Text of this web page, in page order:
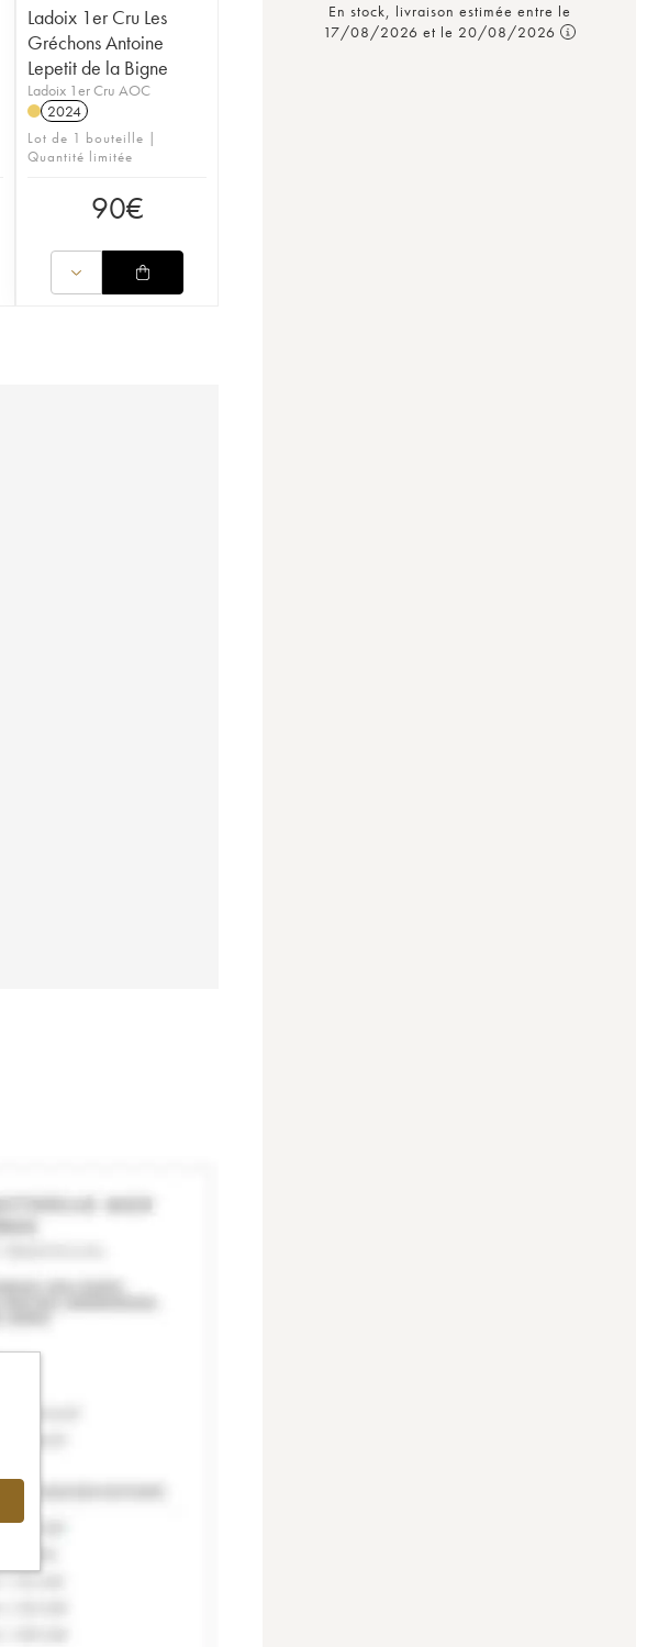
Ladoix 1er Cru Les
Gréchons Antoine
Lepetit de la Bigne
Ladoix 1er Cru AOC
2024
Lot de 1 bouteille |
Quantité limitée
90€
En stock, livraison estimée entre le
17/08/2026 et le 20/08/2026